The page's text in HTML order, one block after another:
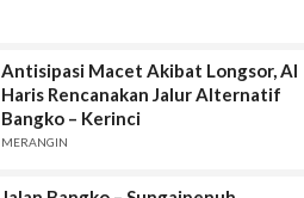
Antisipasi Macet Akibat Longsor, Al
Haris Rencanakan Jalur Alternatif
Bangko – Kerinci
MERANGIN